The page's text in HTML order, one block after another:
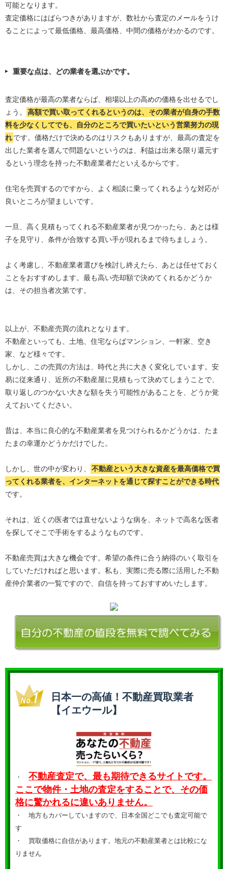
可能となります。
査定価格にはばらつきがありますが、数社から査定のメールをうけ
ることによって最低価格、最高価格、中間の価格がわかるのです。
重要な点は、どの業者を選ぶかです。
査定価格が最高の業者ならば、相場以上の高めの価格を出せるでし
ょう。
高額で買い取ってくれるというのは、その業者が自身の手数
料を少なくしてでも、自分のところで買いたいという営業努力の現
れです。価格だけで決めるのはリスクもありますが、最高の査定を
出した業者を選んで問題ないというのは、利益は出来る限り還元す
るという理念を持った不動産業者だといえるからです。
住宅を売買するのですから、よく相談に乗ってくれるような対応が
良いところが望ましいです。
一旦、高く見積もってくれる不動産業者が見つかったら、あとは様
子を見守り、条件が合致する買い手が現れるまで待ちましょう。
よく考慮し、不動産業者選びを検討し終えたら、あとは任せておく
ことをおすすめします。最も高い売却額で決めてくれるかどうか
は、その担当者次第です。
以上が、不動産売買の流れとなります。
不動産といっても、土地、住宅ならばマンション、一軒家、空き
家、など様々です。
しかし、この売買の方法は、時代と共に大きく変化しています。安
易に従来通り、近所の不動産屋に見積もって決めてしまうことで、
取り返しのつかない大きな額を失う可能性があることを、どうか覚
えておいてください。
昔は、本当に良心的な不動産業者を見つけられるかどうかは、たま
たまの幸運かどうかだけでした。
しかし、世の中が変わり、
不動産という大きな資産を最高価格で買
ってくれる業者を、インターネットを通じて探すことができる時代
です。
それは、近くの医者では直せないような病を、ネットで高名な医者
を探してそこで手術をするようなものです。
不動産売買は大きな機会です。希望の条件に合う納得のいく取引を
していただければと思います。私も、実際に売る際に活用した不動
産仲介業者の一覧ですので、自信を持っておすすめいたします。
日本一の高値！不動産買取業者
【イエウール】
・ 不動産査定で、最も期待できるサイトです。
ここで物件・土地の査定をすることで、その価
格に驚かれるに違いありません。
・ 地方もカバーしていますので、日本全国どこでも査定可能で
す
・ 買取価格に自信があります。地元の不動産業者とは比較にな
りません